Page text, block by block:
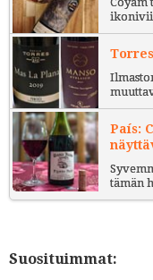
País:
tämän
Suosituimmat: